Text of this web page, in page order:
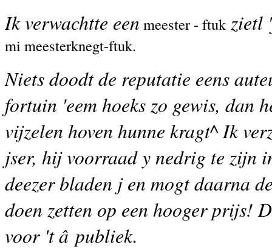
Ik verwachtte een meester - ftukzietl
mi meesterknegt-ftuk.
Niets doodt de reputatie eens
fortuin 'eem hoeks zo gewis, dan
vijzelen hoven hunne kragt^ Ik
jser, hij voorraad y nedrig te zijn
deezer bladen j en mogt daarna
doen zetten op een hooger prijs!
voor 't â publiek.